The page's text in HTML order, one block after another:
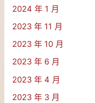
2024 年 1 月
2023 年 11 月
2023 年 10 月
2023 年 6 月
2023 年 4 月
2023 年 3 月